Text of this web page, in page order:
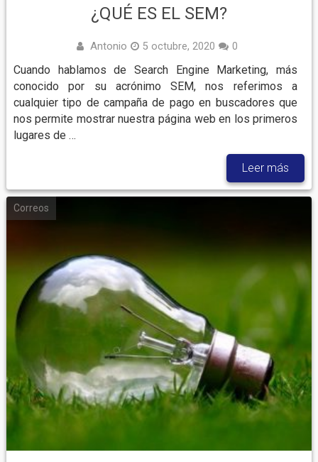
¿QUÉ ES EL SEM?
Antonio 5 octubre, 2020 0
Cuando hablamos de Search Engine Marketing, más
conocido por su acrónimo SEM, nos referimos a
cualquier tipo de campaña de pago en buscadores que
nos permite mostrar nuestra página web en los primeros
lugares de …
Leer más
Correos